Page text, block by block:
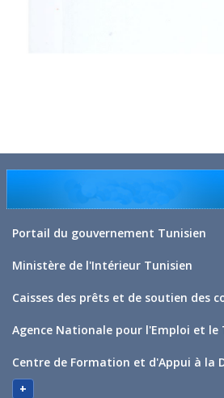
Portail du gouvernement Tunisien
Ministère de l'Intérieur Tunisien
Caisses des prêts et de soutien des
Agence Nationale pour l'Emploi et le
Centre de Formation et d'Appui à la
+